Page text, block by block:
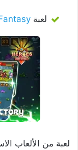
لعبة
لعبة من الألعاب